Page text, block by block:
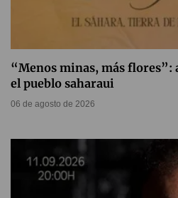
“Menos minas, más
el pueblo saharaui
06 de agosto de 2026